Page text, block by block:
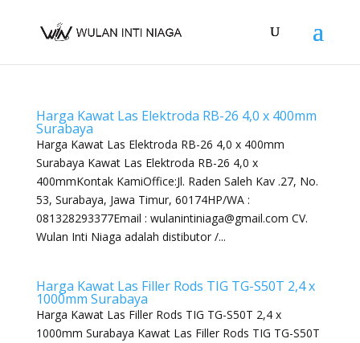
Harga Kawat Las Elektroda RB-26 4,0 x 400mm
Surabaya
Harga Kawat Las Elektroda RB-26 4,0 x 400mm
Surabaya Kawat Las Elektroda RB-26 4,0 x
400mmKontak KamiOffice:Jl. Raden Saleh Kav .27, No.
53, Surabaya, Jawa Timur, 60174HP/WA :
081328293377Email : wulanintiniaga@gmail.com CV.
Wulan Inti Niaga adalah distibutor /...
Harga Kawat Las Filler Rods TIG TG-S50T 2,4 x
1000mm Surabaya
Harga Kawat Las Filler Rods TIG TG-S50T 2,4 x
1000mm Surabaya Kawat Las Filler Rods TIG TG-S50T